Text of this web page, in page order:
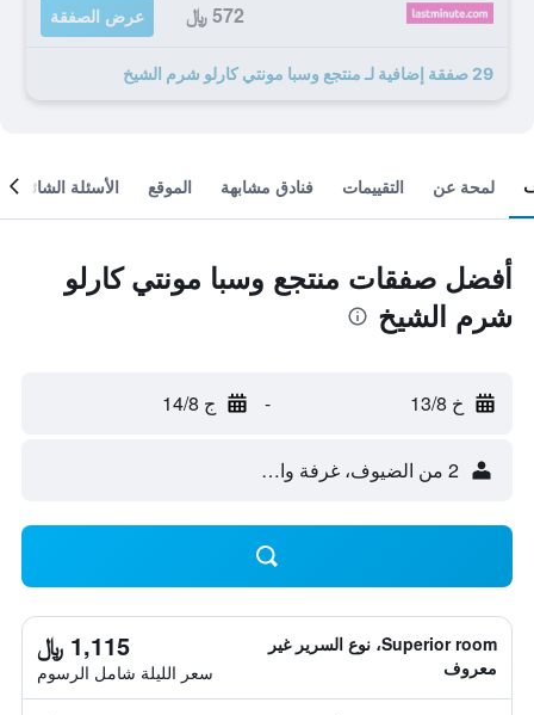
572 ﷼ عرض الصفقة
29 صفقة إضافية لـ منتجع وسبا مونتي كارلو شرم الشيخ
لمحة عن التقييمات فنادق مشابهة الموقع الأسئلة الشائعة
أفضل صفقات منتجع وسبا مونتي كارلو
شرم الشيخ
خ 13/8 - ج 14/8
2 من الضيوف، غرفة واحدة
Superior room، نوع السرير غير
معروف
1,115 ﷼
سعر الليلة شامل الرسوم